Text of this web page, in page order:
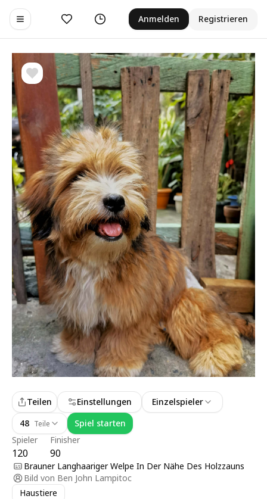
Toggle navigation menu
Gefällt mirVerlauf Anmelden Registrieren
Spieler
120
Finisher
90
Teilen Einstellungen
Einzelspieler
48 Teile Spiel starten
Brauner Langhaariger Welpe In Der Nähe Des Holzzauns
Bild von Ben John Lampitoc
Haustiere